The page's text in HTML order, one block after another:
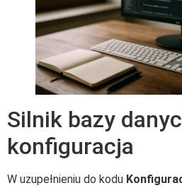
Silnik bazy
konfiguracja
W uzupełnieniu do kodu